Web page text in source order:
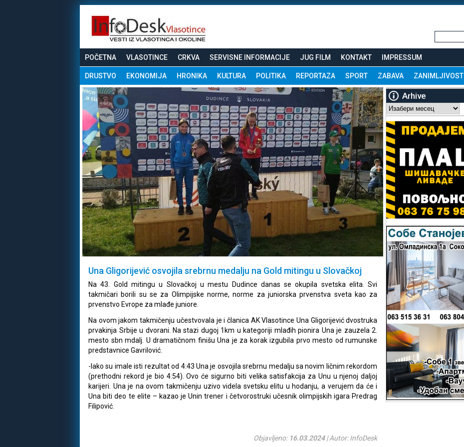
POČETNA VLASOTINCE CRKVA SERVISNE INFORMACIJE JUG FILM KONTAKT IMPRESSUM
DRUSTVO EKONOMIJA HRONIKA KULTURA POLITIKA REPORTAZA SPORT ZABAVA ZANIMLJIVOSTI
Una Gligorijević osvojila srebrnu medalju na Gold mitingu u Slovačkoj
Na 43. Gold mitingu u Slovačkoj u mestu Dudince danas se okupila svetska elita. Svi
takmičari borili su se za Olimpijske norme, norme za juniorska prvenstva sveta kao za
prvenstvo Evrope za mlađe juniore.
Na ovom jakom takmičenju učestvovala je i članica AK Vlasotince Una Gligorijević dvostruka
prvakinja Srbije u dvorani. Na stazi dugoj 1km u kategoriji mlađih pionira Una je zauzela 2.
mesto sbn mdalj. U dramatičnom finišu Una je za korak izgubila prvo mesto od rumunske
predstavnice Gavrilović.
-Iako su imale isti rezultat od 4:43 Una je osvojila srebrnu medalju sa novim ličnim rekordom
(prethodni rekord je bio 4:54). Ovo će sigurno biti velika satisfakcija za Unu u njenoj daljoj
karijeri. Una je na ovom takmičenju uzivo videla svetsku elitu u hodanju, a verujem da će i
Una biti deo te elite – kazao je Unin trener i četvorostruki učesnik olimpijskih igara Predrag
Filipović.
Objavljeno: 16.03.2024| Autor: InfoDesk
Arhive
Arhive